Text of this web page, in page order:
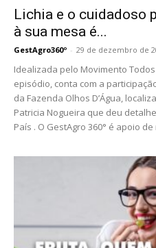
Lichia e o cuidadoso
à sua mesa é...
GestAgro360º - 29 de dezembro de
Idealizada pelo Movimento
episódio, conta com a
da Fazenda Olhos D’Água,
Patricia Nogueira que deu
País . O GestAgro 360° é apoio